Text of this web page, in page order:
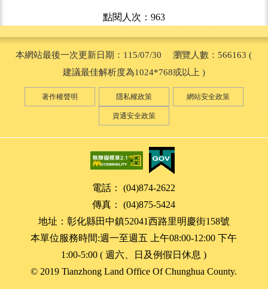
點閱人次：963
本網站最後一次更新日期：115/07/30 瀏覽人數：566163 (
建議最佳解析度為1024*768或以上 )
著作權聲明 隱私權政策 網站安全政策
資通安全政策
電話： (04)874-2622
傳真： (04)875-5424
地址：彰化縣田中鎮52041西路里明慶街158號
本單位服務時間:週一至週五 上午08:00-12:00 下午
1:00-5:00 ( 週六、日及例假日休息 )
© 2019 Tianzhong Land Office Of Chunghua County.